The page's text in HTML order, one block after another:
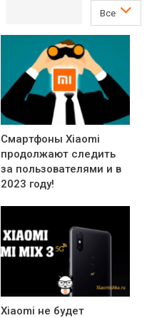
Все
Смартфоны Xiaomi
продолжают следить
за пользователями и в
2023 году!
Xiaomi не будет